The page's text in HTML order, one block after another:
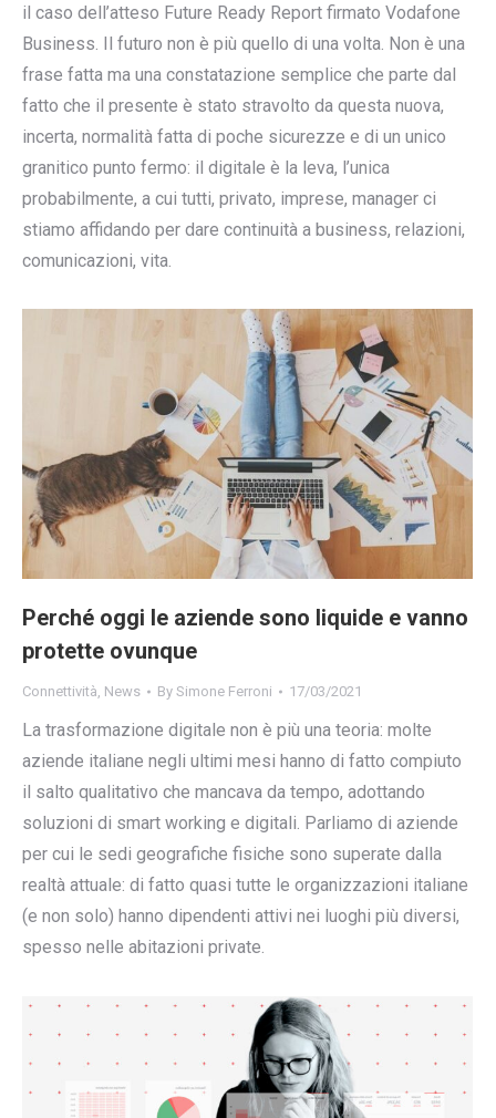
il caso dell’atteso Future Ready Report firmato Vodafone
Business. Il futuro non è più quello di una volta. Non è una
frase fatta ma una constatazione semplice che parte dal
fatto che il presente è stato stravolto da questa nuova,
incerta, normalità fatta di poche sicurezze e di un unico
granitico punto fermo: il digitale è la leva, l’unica
probabilmente, a cui tutti, privato, imprese, manager ci
stiamo affidando per dare continuità a business, relazioni,
comunicazioni, vita.
Perché oggi le aziende sono liquide e vanno
protette ovunque
Connettività, News By Simone Ferroni 17/03/2021
La trasformazione digitale non è più una teoria: molte
aziende italiane negli ultimi mesi hanno di fatto compiuto
il salto qualitativo che mancava da tempo, adottando
soluzioni di smart working e digitali. Parliamo di aziende
per cui le sedi geografiche fisiche sono superate dalla
realtà attuale: di fatto quasi tutte le organizzazioni italiane
(e non solo) hanno dipendenti attivi nei luoghi più diversi,
spesso nelle abitazioni private.